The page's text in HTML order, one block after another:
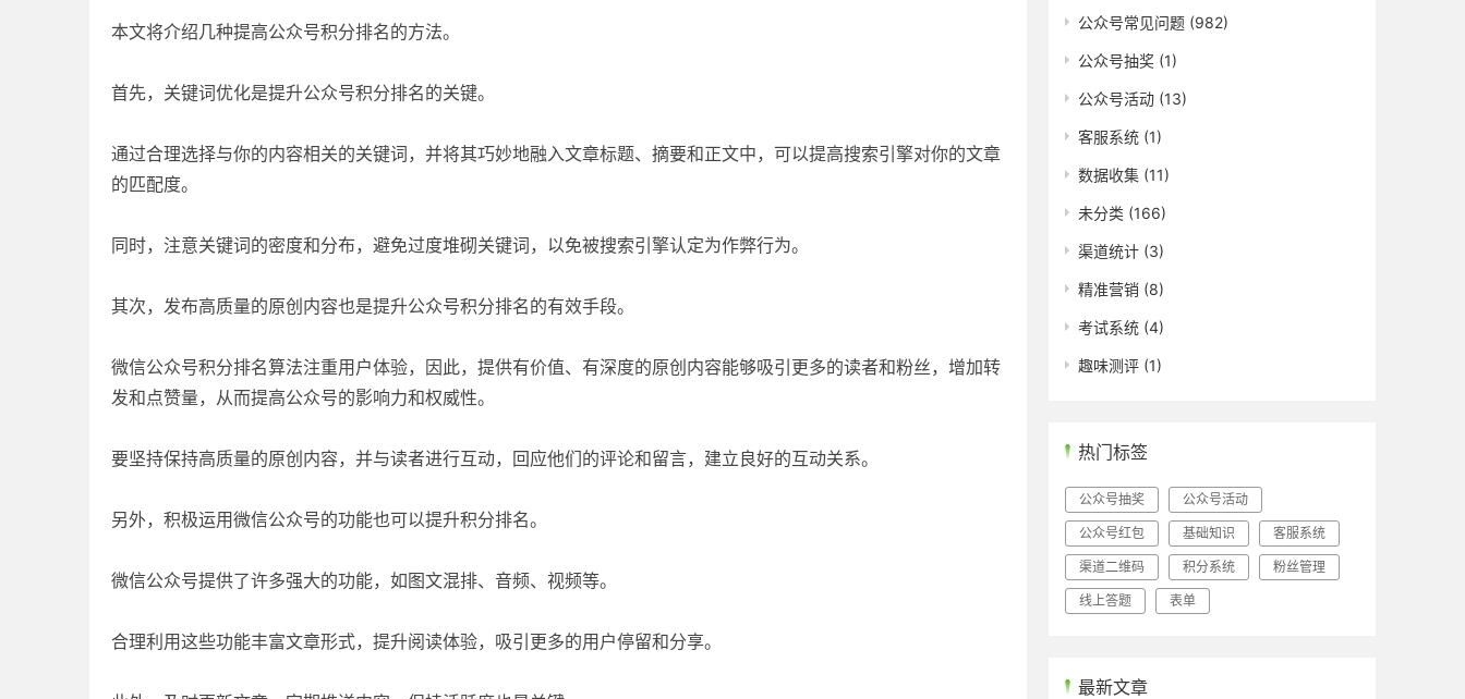
本文将介绍几种提高公众号积分排名的方法。
首先，关键词优化是提升公众号积分排名的关键。
通过合理选择与你的内容相关的关键词，并将其巧妙地融入文章标题、摘要和正文中，可以提高搜索引擎对你的文章
的匹配度。
同时，注意关键词的密度和分布，避免过度堆砌关键词，以免被搜索引擎认定为作弊行为。
其次，发布高质量的原创内容也是提升公众号积分排名的有效手段。
微信公众号积分排名算法注重用户体验，因此，提供有价值、有深度的原创内容能够吸引更多的读者和粉丝，增加转
发和点赞量，从而提高公众号的影响力和权威性。
要坚持保持高质量的原创内容，并与读者进行互动，回应他们的评论和留言，建立良好的互动关系。
另外，积极运用微信公众号的功能也可以提升积分排名。
微信公众号提供了许多强大的功能，如图文混排、音频、视频等。
合理利用这些功能丰富文章形式，提升阅读体验，吸引更多的用户停留和分享。
公众号常见问题 (982)
公众号抽奖 (1)
公众号活动 (13)
客服系统 (1)
数据收集 (11)
未分类 (166)
渠道统计 (3)
精准营销 (8)
考试系统 (4)
趣味测评 (1)
热门标签
公众号抽奖 公众号活动
公众号红包 基础知识 客服系统
渠道二维码 积分系统 粉丝管理
线上答题 表单
最新文章